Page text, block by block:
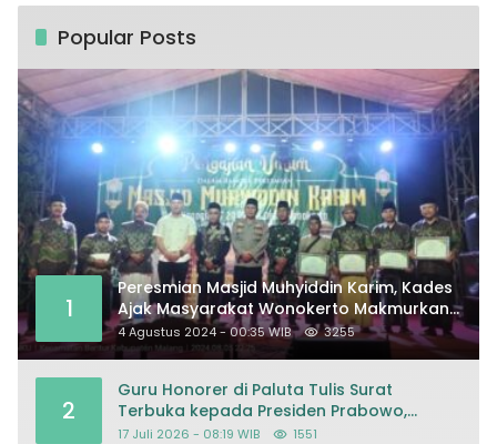
Popular Posts
1
Peresmian Masjid Muhyiddin Karim, Kades
Ajak Masyarakat Wonokerto Makmurkan
Masjid
4 Agustus 2024 - 00:35 WIB 3255
2
Guru Honorer di Paluta Tulis Surat
Terbuka kepada Presiden Prabowo,
Mohon Keadilan atas Dugaan
17 Juli 2026 - 08:19 WIB 1551